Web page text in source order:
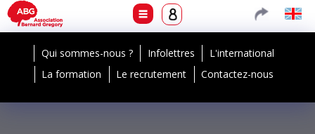
Qui sommes-nous ? Infolettres
L'international
La formation
Le recrutement Contactez-nous